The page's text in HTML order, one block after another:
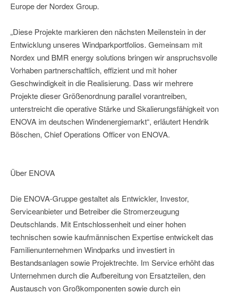
Europe der Nordex Group.
„Diese Projekte markieren den nächsten Meilenstein in der
Entwicklung unseres Windparkportfolios. Gemeinsam mit
Nordex und BMR energy solutions bringen wir anspruchsvolle
Vorhaben partnerschaftlich, effizient und mit hoher
Geschwindigkeit in die Realisierung. Dass wir mehrere
Projekte dieser Größenordnung parallel vorantreiben,
unterstreicht die operative Stärke und Skalierungsfähigkeit von
ENOVA im deutschen Windenergiemarkt“, erläutert Hendrik
Böschen, Chief Operations Officer von ENOVA.
Über ENOVA
Die ENOVA-Gruppe gestaltet als Entwickler, Investor,
Serviceanbieter und Betreiber die Stromerzeugung
Deutschlands. Mit Entschlossenheit und einer hohen
technischen sowie kaufmännischen Expertise entwickelt das
Familienunternehmen Windparks und investiert in
Bestandsanlagen sowie Projektrechte. Im Service erhöht das
Unternehmen durch die Aufbereitung von Ersatzteilen, den
Austausch von Großkomponenten sowie durch ein